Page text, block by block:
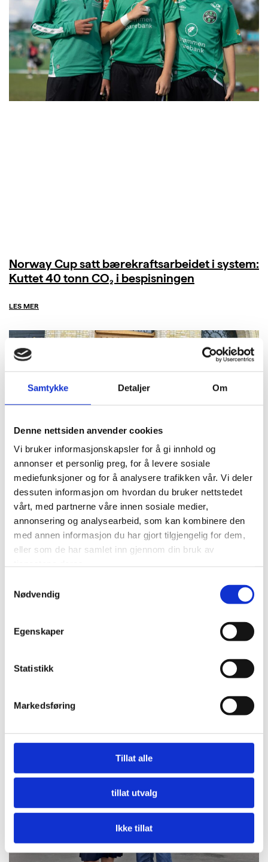
Samtykke Detaljer Om
Denne nettsiden anvender cookies
Vi bruker informasjonskapsler for å gi innhold og
annonser et personlig preg, for å levere sosiale
mediefunksjoner og for å analysere trafikken vår. Vi deler
dessuten informasjon om hvordan du bruker nettstedet
vårt, med partnerne våre innen sosiale medier,
annonsering og analysearbeid, som kan kombinere den
med annen informasjon du har gjort tilgjengelig for dem,
eller som de har samlet inn gjennom din bruk av
Nødvendig
Egenskaper
Statistikk
Markedsføring
Tillat alle
tillat utvalg
Ikke tillat
Norway Cup satt bærekraftsarbeidet i system:
Kuttet 40 tonn CO₂ i bespisningen
LES MER
Nå må offentlige innkjøpere etterspørre miljø
LES MER